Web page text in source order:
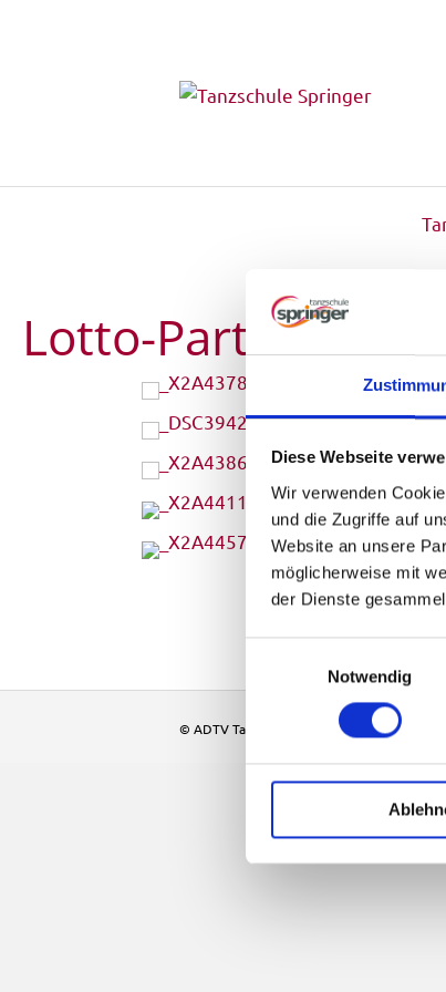
Diese Webseite
Wir verwenden
und die Zugriffe auf
Website an unsere
möglicherweise mit
der Dienste
w
g
Notwendig
Lotto-Party
© ADTV Tanzschule Springer Ansbach |